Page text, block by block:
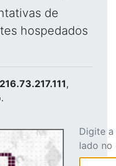
de
hospedados
216.73.217.111,
Digite
lado no